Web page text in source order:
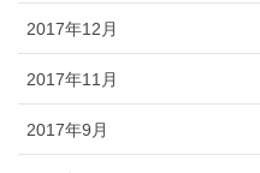
2017年12月
2017年11月
2017年9月